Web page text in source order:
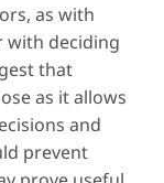
as with
with deciding
that
as it allows
and
prevent